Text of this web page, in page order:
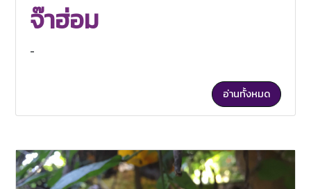
จ๊าฮ่อม
-
อ่านทั้งหมด